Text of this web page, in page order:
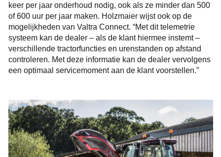
keer per jaar onderhoud nodig, ook als ze minder dan 500
of 600 uur per jaar maken. Holzmaier wijst ook op de
mogelijkheden van Valtra Connect. “Met dit telemetrie
systeem kan de dealer – als de klant hiermee instemt –
verschillende tractorfuncties en urenstanden op afstand
controleren. Met deze informatie kan de dealer vervolgens
een optimaal servicemoment aan de klant voorstellen.”